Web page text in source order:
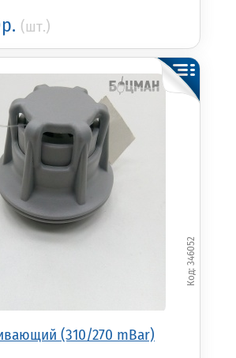
(шт.)
(310/270 mBar)
346052